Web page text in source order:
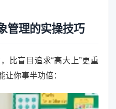
管理的实操技巧
比盲目追求“高大上”更重
让你事半功倍：